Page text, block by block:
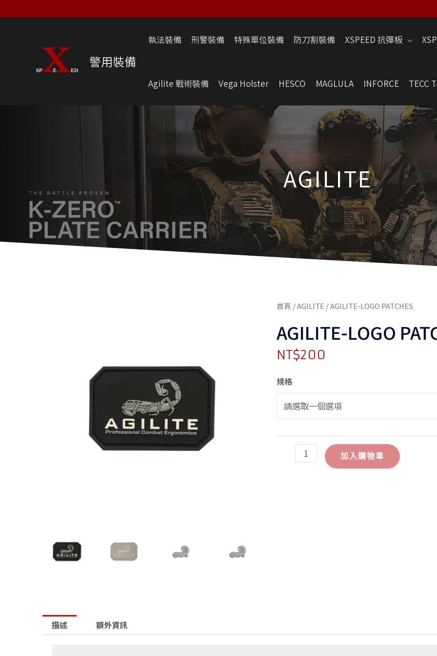
至
警用裝備
執法裝備 刑警裝備 特殊單位裝備 防刀割裝備 XSPEED 抗彈板
Agilite 戰術裝備 Vega Holster HESCO MAGLULA INFORCE TECC
AGILITE
首頁 /AGILITE / AGILITE-LOGO PATCHES
AGILITE-LOGO
NT$200
規格
AGILITE-
LOGO
PATCHES
加入購物車
描述 額外資訊